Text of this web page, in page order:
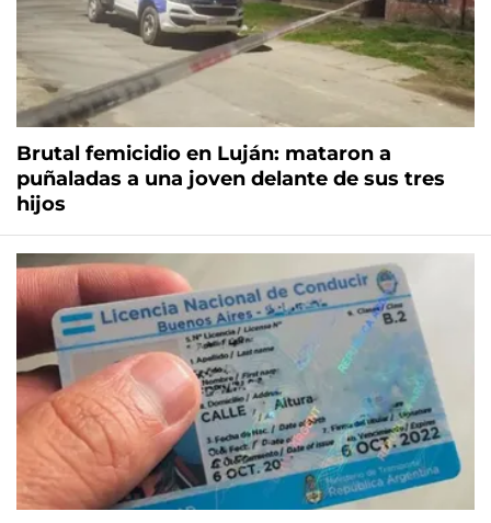
Brutal femicidio en Luján: mataron a
puñaladas a una joven delante de sus tres
hijos